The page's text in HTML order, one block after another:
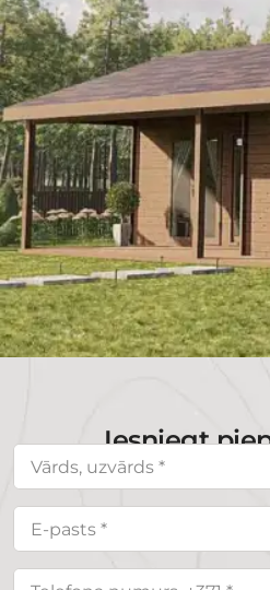
Iesniegt